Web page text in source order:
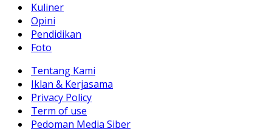
Kuliner
Opini
Pendidikan
Foto
Tentang Kami
Iklan & Kerjasama
Privacy Policy
Term of use
Pedoman Media Siber